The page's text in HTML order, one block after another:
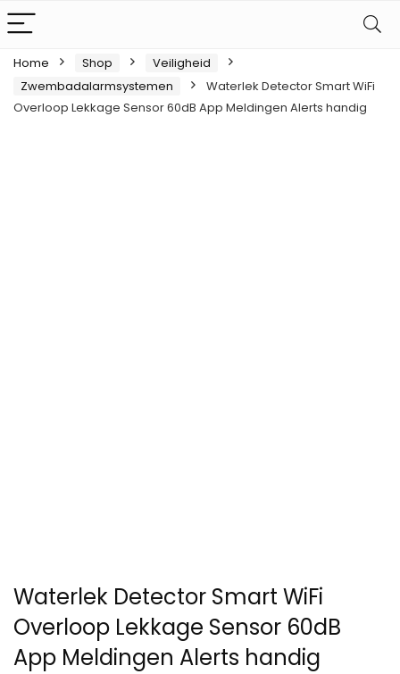
Home Shop
Veiligheid
Zwembadalarmsystemen
Waterlek Detector Smart WiFi
Overloop Lekkage Sensor 60dB App Meldingen Alerts handig
Waterlek Detector Smart WiFi
Overloop Lekkage Sensor 60dB
App Meldingen Alerts handig